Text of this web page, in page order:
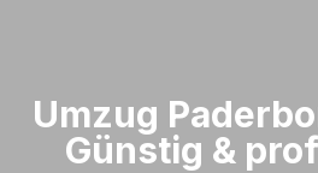
Umzug
Günstig &